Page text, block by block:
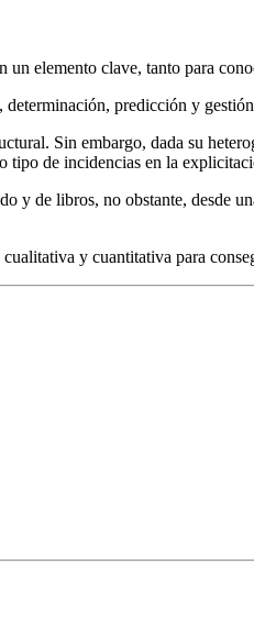
elemento clave, tanto para
determinación, predicción y
Sin embargo, dada su
de incidencias en la
y de libros, no obstante, desde
y cuantitativa para